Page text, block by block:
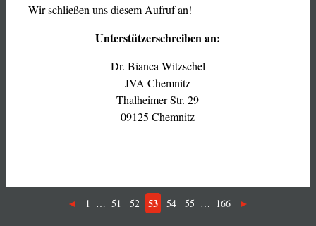
Wir schließen uns diesem Aufruf an!
Unterstützerschreiben an:
Dr. Bianca Witzschel
JVA Chemnitz
Thalheimer Str. 29
09125 Chemnitz
1 … 51 52 53 54 55 … 166